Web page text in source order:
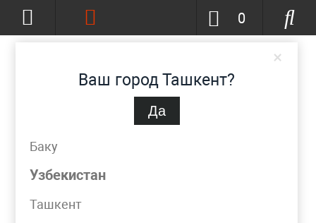
×
Ваш город Ташкент?
Да
Баку
Узбекистан
Ташкент
0